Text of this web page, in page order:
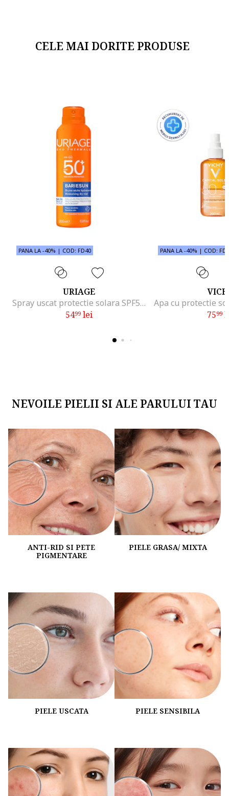
CELE MAI DORITE PRODUSE
PANA LA -40% | COD: FD40
URIAGE
Spray uscat protectie solara SPF50+ Bariesun, 200 ml
5499 lei
PANA LA -40% | COD:
7599
NEVOILE PIELII SI ALE PARULUI TAU
ANTI-RID SI PETE
PIGMENTARE
PIELE GRASA/ MIXTA
PIELE USCATA PIELE SENSIBILA